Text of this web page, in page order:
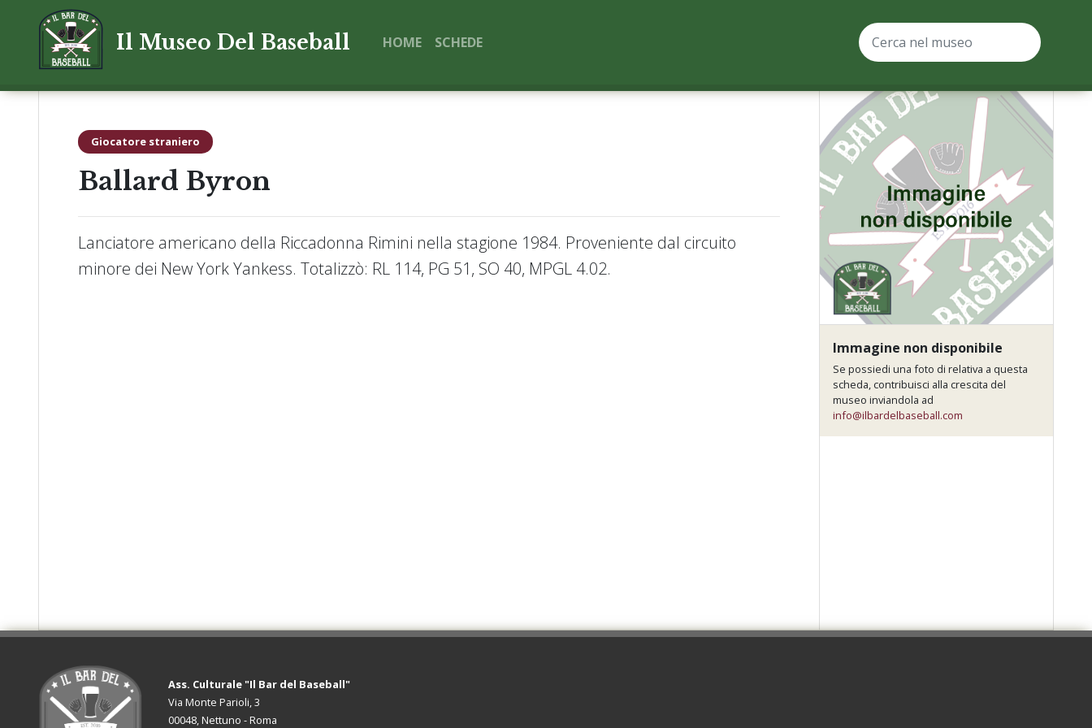
Il Museo Del Baseball HOME SCHEDE
Giocatore straniero
Ballard Byron
Lanciatore americano della Riccadonna Rimini nella stagione 1984. Proveniente dal circuito
minore dei New York Yankess. Totalizzò: RL 114, PG 51, SO 40, MPGL 4.02.
Immagine non disponibile
Se possiedi una foto di relativa a questa
scheda, contribuisci alla crescita del
museo inviandola ad
info@ilbardelbaseball.com
Ass. Culturale "Il Bar del Baseball"
Via Monte Parioli, 3
00048, Nettuno - Roma